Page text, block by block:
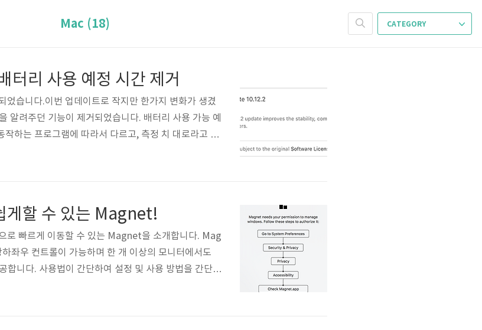
CATEGORY
Mac (18)
터리 사용 예정 시간 제거
었습니다.이번 업데이트로 작지만 한가지 변화가 생겼
알려주던 기능이 제거되었습니다. 배터리 사용 가능 예
하는 프로그램에 따라서 다르고, 측정 치 대로라고 하
이었으니깐요. 정확한 배터리 시간이 아니었긴 하지만
게할 수 있는 Magnet!
로 빠르게 이동할 수 있는 Magnet을 소개합니다. Mag
좌우 컨트롤이 가능하며 한 개 이상의 모니터에서도
합니다. 사용법이 간단하여 설정 및 사용 방법을 간단하
: http://apple.co/2gtgjCF현재 블랙프라이데이라서